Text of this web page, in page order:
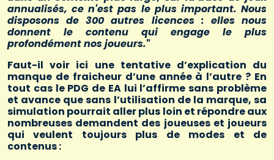
annualisés, ce n'est pas le plus important. Nous
disposons de 300 autres licences : elles nous
donnent le contenu qui engage le plus
profondément nos joueurs."
Faut-il voir ici une tentative d’explication du
manque de fraicheur d’une année à l’autre ? En
tout cas le PDG de EA lui l’affirme sans problème
et avance que sans l’utilisation de la marque, sa
simulation pourrait aller plus loin et répondre aux
nombreuses demandent des joueuses et joueurs
qui veulent toujours plus de modes et de
contenus :